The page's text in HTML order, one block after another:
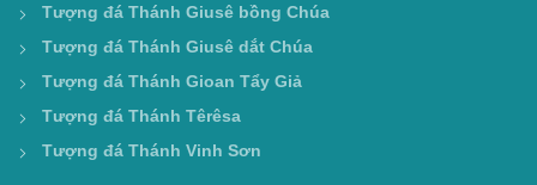
Tượng đá Thánh Giusê bồng Chúa
Tượng đá Thánh Giusê dắt Chúa
Tượng đá Thánh Gioan Tẩy Giả
Tượng đá Thánh Têrêsa
Tượng đá Thánh Vinh Sơn